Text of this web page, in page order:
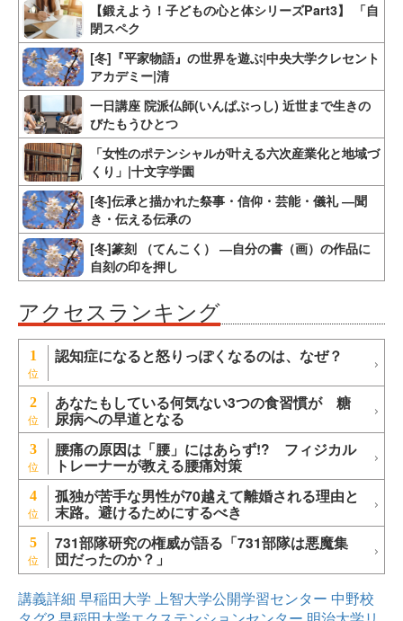
【鍛えよう！子どもの心と体シリーズPart3】 「自
閉スペク
[冬]『平家物語』の世界を遊ぶ|中央大学クレセント
アカデミー|清
一日講座 院派仏師(いんぱぶっし) 近世まで生きの
びたもうひとつ
「女性のポテンシャルが叶える六次産業化と地域づ
くり」|十文字学園
[冬]伝承と描かれた祭事・信仰・芸能・儀礼 ―聞
き・伝える伝承の
[冬]篆刻 （てんこく） ―自分の書（画）の作品に
自刻の印を押し
アクセスランキング
1 認知症になると怒りっぽくなるのは、なぜ？
2 あなたもしている何気ない3つの食習慣が 糖
尿病への早道となる
3 腰痛の原因は「腰」にはあらず!? フィジカル
トレーナーが教える腰痛対策
4 孤独が苦手な男性が70越えて離婚される理由と
末路。避けるためにするべき
5 731部隊研究の権威が語る「731部隊は悪魔集
団だったのか？」
講義詳細 早稲田大学 上智大学公開学習センター 中野校